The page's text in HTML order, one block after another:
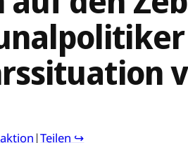
|Teilen ↪